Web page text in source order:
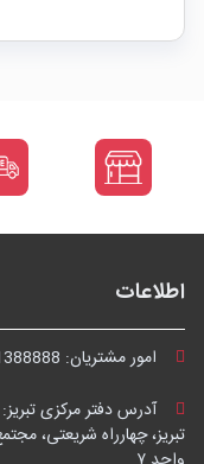
اطلاعات
امور مشتریان:
آدرس دفتر مرکزی تبریز:
تبریز، چهارراه شریعتی،